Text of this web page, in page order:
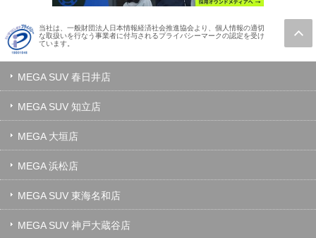
当社は、一般財団法人日本情報経済社会推進協会より、個人情報の適切
な取扱いを行なう事業者に付与されるプライバシーマークの認定を受け
ています。
MEGA SUV 春日井店
MEGA SUV 知立店
MEGA 大垣店
MEGA 浜松店
MEGA SUV 東海名和店
MEGA SUV 神戸大蔵谷店